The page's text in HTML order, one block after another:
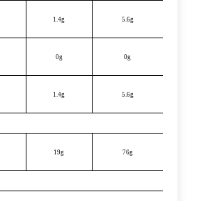
1.4g 5.6g
0g 0g
1.4g 5.6g
19g 76g